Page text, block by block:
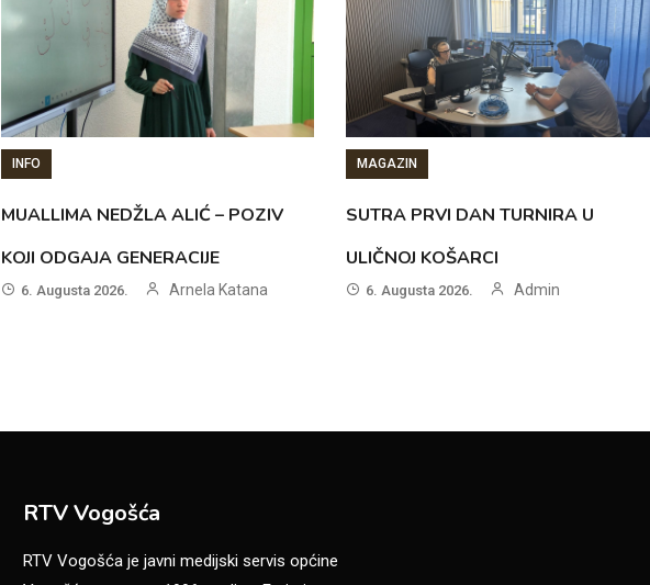
INFO
MUALLIMA NEDŽLA ALIĆ – POZIV
KOJI ODGAJA GENERACIJE
6. Augusta 2026. Arnela Katana
MAGAZIN
SUTRA PRVI DAN TURNIRA U
ULIČNOJ KOŠARCI
6. Augusta 2026. Admin
RTV Vogošća
RTV Vogošća je javni medijski servis općine